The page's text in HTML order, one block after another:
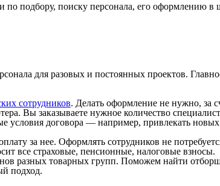
подбору, поиску персонала, его оформлению в
для разовых и постоянных проектов.
сотрудников. Делать оформление не нужно, за
Вы заказываете нужное количество
условия договора — например, привлекать
за нее. Оформлять сотрудников не
все страховые, пенсионные, налоговые взносы.
разных товарных групп. Поможем найти
подход.